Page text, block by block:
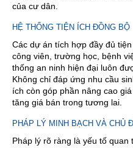
của cư dân.
HỆ THỐNG TIỆN ÍCH ĐỒNG BỘ
Các dự án tích hợp đầy đủ
công viên, trường học, bệnh
thống an ninh hiện đại luôn
Không chỉ đáp ứng nhu cầu
ích còn góp phần nâng cao
tăng giá bán trong tương lai.
PHÁP LÝ MINH BẠCH VÀ CHỦ
Pháp lý rõ ràng là yếu tố